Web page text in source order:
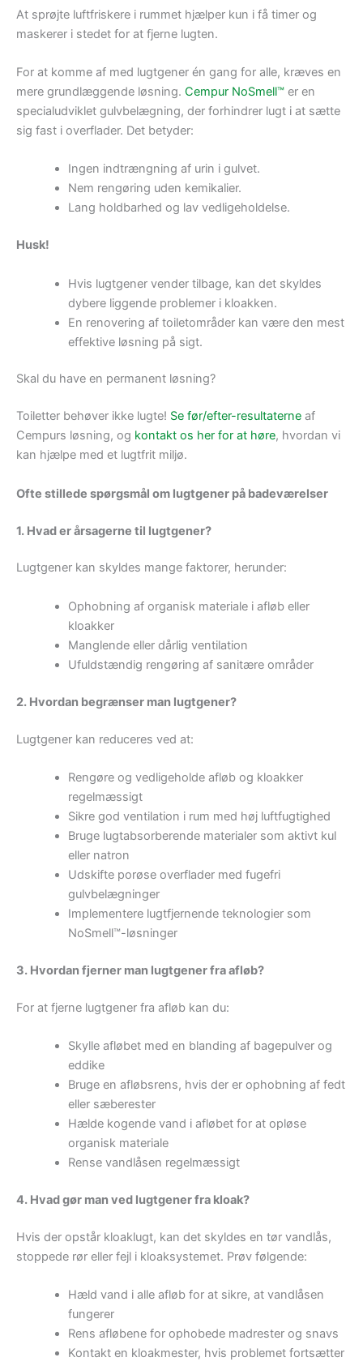
At sprøjte luftfriskere i rummet hjælper kun i få timer og
maskerer i stedet for at fjerne lugten.
For at komme af med lugtgener én gang for alle, kræves en
mere grundlæggende løsning. Cempur NoSmell™ er en
specialudviklet gulvbelægning, der forhindrer lugt i at sætte
sig fast i overflader. Det betyder:
Ingen indtrængning af urin i gulvet.
Nem rengøring uden kemikalier.
Lang holdbarhed og lav vedligeholdelse.
Husk!
Hvis lugtgener vender tilbage, kan det skyldes
dybere liggende problemer i kloakken.
En renovering af toiletområder kan være den mest
effektive løsning på sigt.
Skal du have en permanent løsning?
Toiletter behøver ikke lugte! Se før/efter-resultaterne af
Cempurs løsning, og kontakt os her for at høre, hvordan vi
kan hjælpe med et lugtfrit miljø.
Ofte stillede spørgsmål om lugtgener på badeværelser
1. Hvad er årsagerne til lugtgener?
Lugtgener kan skyldes mange faktorer, herunder:
Ophobning af organisk materiale i afløb eller
kloakker
Manglende eller dårlig ventilation
Ufuldstændig rengøring af sanitære områder
2. Hvordan begrænser man lugtgener?
Lugtgener kan reduceres ved at:
Rengøre og vedligeholde afløb og kloakker
regelmæssigt
Sikre god ventilation i rum med høj luftfugtighed
Bruge lugtabsorberende materialer som aktivt kul
eller natron
Udskifte porøse overflader med fugefri
gulvbelægninger
Implementere lugtfjernende teknologier som
NoSmell™-løsninger
3. Hvordan fjerner man lugtgener fra afløb?
For at fjerne lugtgener fra afløb kan du:
Skylle afløbet med en blanding af bagepulver og
eddike
Bruge en afløbsrens, hvis der er ophobning af fedt
eller sæberester
Hælde kogende vand i afløbet for at opløse
organisk materiale
Rense vandlåsen regelmæssigt
4. Hvad gør man ved lugtgener fra kloak?
Hvis der opstår kloaklugt, kan det skyldes en tør vandlås,
stoppede rør eller fejl i kloaksystemet. Prøv følgende:
Hæld vand i alle afløb for at sikre, at vandlåsen
fungerer
Rens afløbene for ophobede madrester og snavs
Kontakt en kloakmester, hvis problemet fortsætter